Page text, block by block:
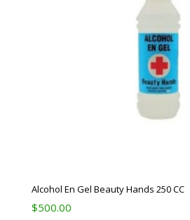
Alcohol En Gel Beauty Hands 250 CC
$500.00